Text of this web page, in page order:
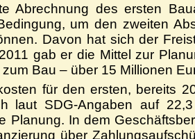
Abrechnung des ersten
um den zweiten
Davon hat sich der
gab er die Mittel zur
Bau – über 15 Millionen
für den ersten, bereits
laut SDG-Angaben auf
Planung. In dem
über